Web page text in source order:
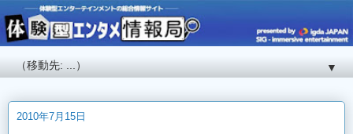
▼
2010年7月15日